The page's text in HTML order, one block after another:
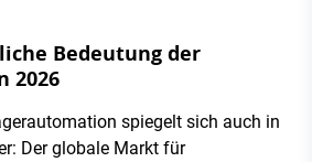
Bedeutung der
2026
spiegelt sich auch in
Der globale Markt für